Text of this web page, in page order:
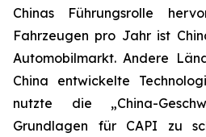
Chinas Führungsrolle
Fahrzeugen pro Jahr ist
Automobilmarkt. Andere
China entwickelte
nutzte die „China-
Grundlagen für CAPI zu